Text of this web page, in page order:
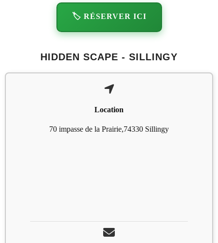
🏷️ RÉSERVER ICI
HIDDEN SCAPE - SILLINGY
Location
70 impasse de la Prairie,74330 Sillingy